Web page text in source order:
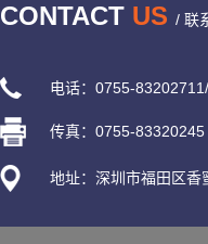
CONTACT US / 联
电话：0755-
传真：0755-83320245
地址：深圳市福田区香